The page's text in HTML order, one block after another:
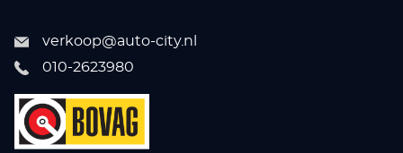
verkoop@auto-city.nl
010-2623980